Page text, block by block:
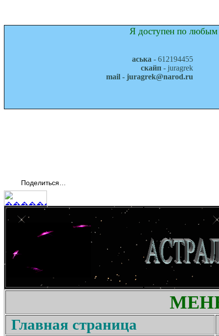
Я доступен по любым
аська - 612194455
скайп - juragrek
mail - juragrek@narod.ru
Поделиться…
Главная страница